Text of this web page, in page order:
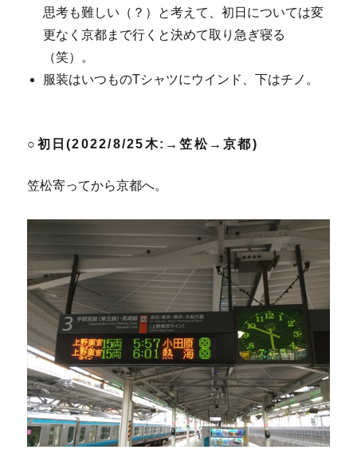
思考も難しい（？）と考えて、初日については変
更なく京都まで行くと決めて取り急ぎ寝る
（笑）。
服装はいつものTシャツにウインド、下はチノ。
○初日(2022/8/25木:→笠松→京都)
笠松寄ってから京都へ。